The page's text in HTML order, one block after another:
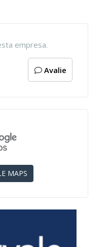
empresa.
Avalie
MAPS